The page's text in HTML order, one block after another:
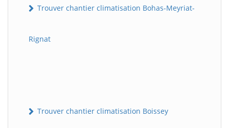
Trouver chantier climatisation Bohas-Meyriat-
Rignat
Trouver chantier climatisation Boissey